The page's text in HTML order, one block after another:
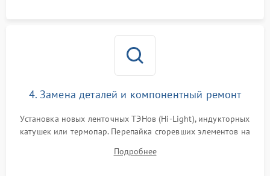
4. Замена деталей и компонентный ремонт
Установка новых ленточных ТЭНов (Hi-Light), индукторных
катушек или термопар. Перепайка сгоревших элементов на
дорожек. Очистка контактов и замена поврежденной
Подробнее